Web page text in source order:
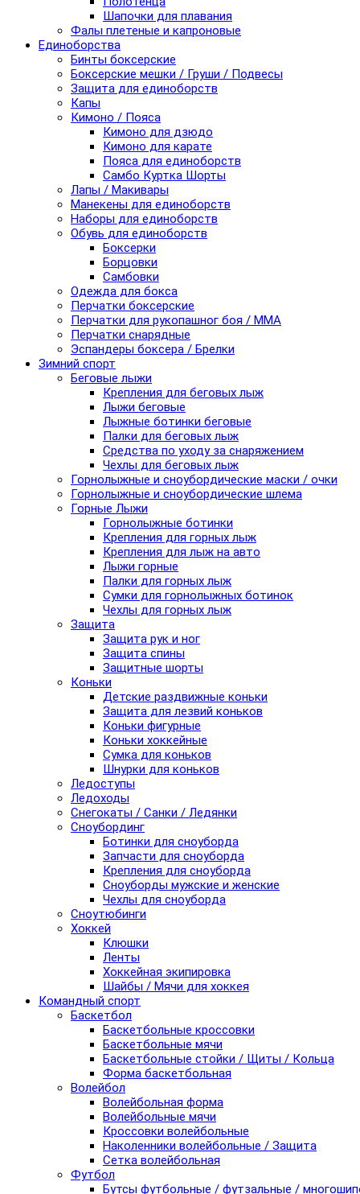
Шапочки для плавания
Фалы плетеные и капроновые
Единоборства
Бинты боксерские
Боксерские мешки / Груши / Подвесы
Защита для единоборств
Капы
Кимоно / Пояса
Кимоно для дзюдо
Кимоно для карате
Пояса для единоборств
Самбо Куртка Шорты
Лапы / Макивары
Манекены для единоборств
Наборы для единоборств
Обувь для единоборств
Боксерки
Борцовки
Самбовки
Одежда для бокса
Перчатки боксерские
Перчатки для рукопашног боя / ММА
Перчатки снарядные
Эспандеры боксера / Брелки
Зимний спорт
Беговые лыжи
Крепления для беговых лыж
Лыжи беговые
Лыжные ботинки беговые
Палки для беговых лыж
Средства по уходу за снаряжением
Чехлы для беговых лыж
Горнолыжные и сноубордические маски / очки
Горнолыжные и сноубордические шлема
Горные Лыжи
Горнолыжные ботинки
Крепления для горных лыж
Крепления для лыж на авто
Лыжи горные
Палки для горных лыж
Сумки для горнолыжных ботинок
Чехлы для горных лыж
Защита
Защита рук и ног
Защита спины
Защитные шорты
Коньки
Детские раздвижные коньки
Защита для лезвий коньков
Коньки фигурные
Коньки хоккейные
Сумка для коньков
Шнурки для коньков
Ледоступы
Ледоходы
Снегокаты / Санки / Ледянки
Сноубординг
Ботинки для сноуборда
Запчасти для сноуборда
Крепления для сноуборда
Сноуборды мужские и женские
Чехлы для сноуборда
Сноутюбинги
Хоккей
Клюшки
Ленты
Хоккейная экипировка
Шайбы / Мячи для хоккея
Командный спорт
Баскетбол
Баскетбольные кроссовки
Баскетбольные мячи
Баскетбольные стойки / Щиты / Кольца
Форма баскетбольная
Волейбол
Волейбольная форма
Волейбольные мячи
Кроссовки волейбольные
Наколенники волейбольные / Защита
Сетка волейбольная
Футбол
Бутсы футбольные / футзальные /